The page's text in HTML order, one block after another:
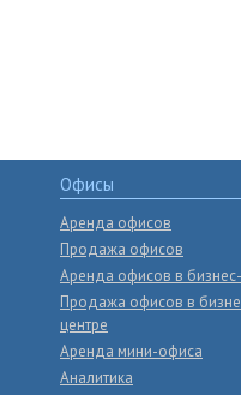
Офисы
Аренда офисов
Продажа офисов
Аренда офисов в
Продажа офисов в
центре
Аренда мини-офиса
Аналитика